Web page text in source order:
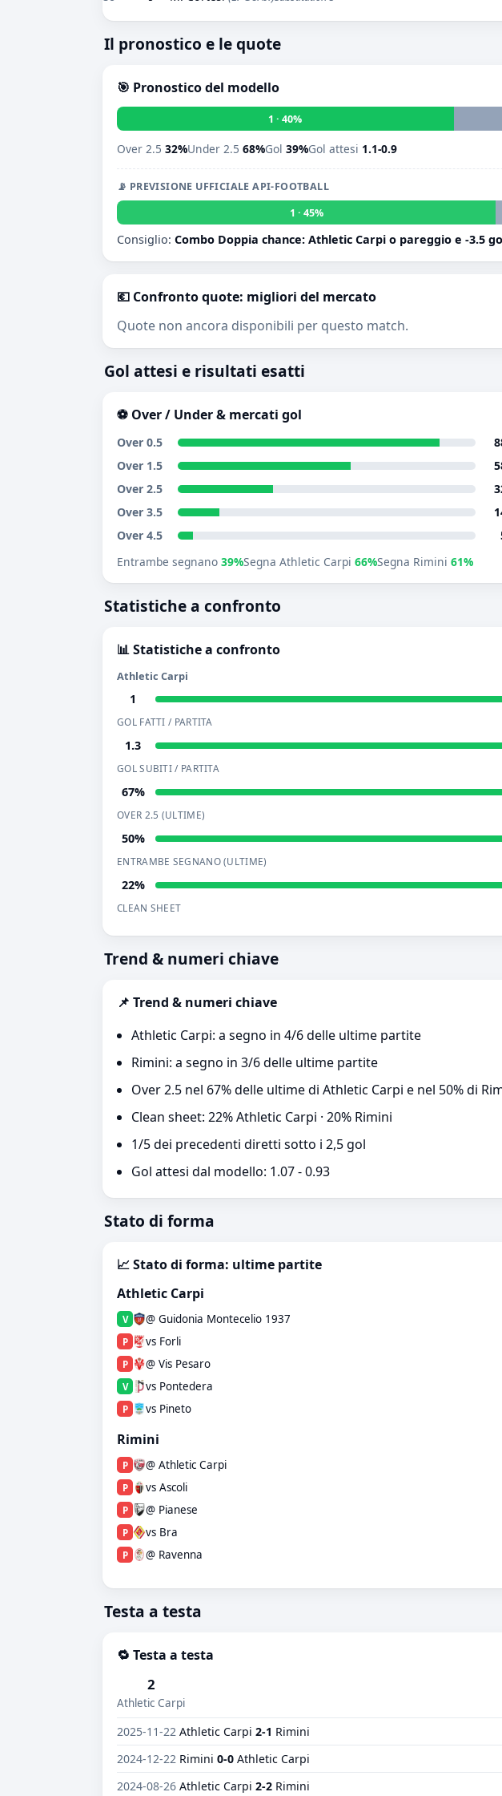
Il pronostico e le quote
🎯 Pronostico del modello
1 · 40%
Over 2.5 32%Under 2.5 68%Gol 39%Gol attesi 1.1-0.9
📡 PREVISIONE UFFICIALE API-FOOTBALL
1 · 45%
Consiglio: Combo Doppia chance: Athletic Carpi o pareggio e -3.5
💶 Confronto quote: migliori del mercato
Quote non ancora disponibili per questo match.
Gol attesi e risultati esatti
⚽ Over / Under & mercati gol
Over 0.5
Over 1.5
Over 2.5
Over 3.5
Over 4.5
Entrambe segnano 39%Segna Athletic Carpi 66%Segna Rimini 61%
Statistiche a confronto
📊 Statistiche a confronto
Athletic Carpi
1
GOL FATTI / PARTITA
1.3
GOL SUBITI / PARTITA
67%
OVER 2.5 (ULTIME)
50%
ENTRAMBE SEGNANO (ULTIME)
22%
CLEAN SHEET
Trend & numeri chiave
📌 Trend & numeri chiave
Athletic Carpi: a segno in 4/6 delle ultime partite
Rimini: a segno in 3/6 delle ultime partite
Over 2.5 nel 67% delle ultime di Athletic Carpi e nel 50% di
Clean sheet: 22% Athletic Carpi · 20% Rimini
1/5 dei precedenti diretti sotto i 2,5 gol
Gol attesi dal modello: 1.07 - 0.93
Stato di forma
📈 Stato di forma: ultime partite
Athletic Carpi
V @ Guidonia Montecelio 1937
P vs Forli
P @ Vis Pesaro
V vs Pontedera
P vs Pineto
Rimini
P @ Athletic Carpi
P vs Ascoli
P @ Pianese
P vs Bra
P @ Ravenna
Testa a testa
🔁 Testa a testa
2
Athletic Carpi
2025-11-22 Athletic Carpi 2-1 Rimini
2024-12-22 Rimini 0-0 Athletic Carpi
2024-08-26 Athletic Carpi 2-2 Rimini